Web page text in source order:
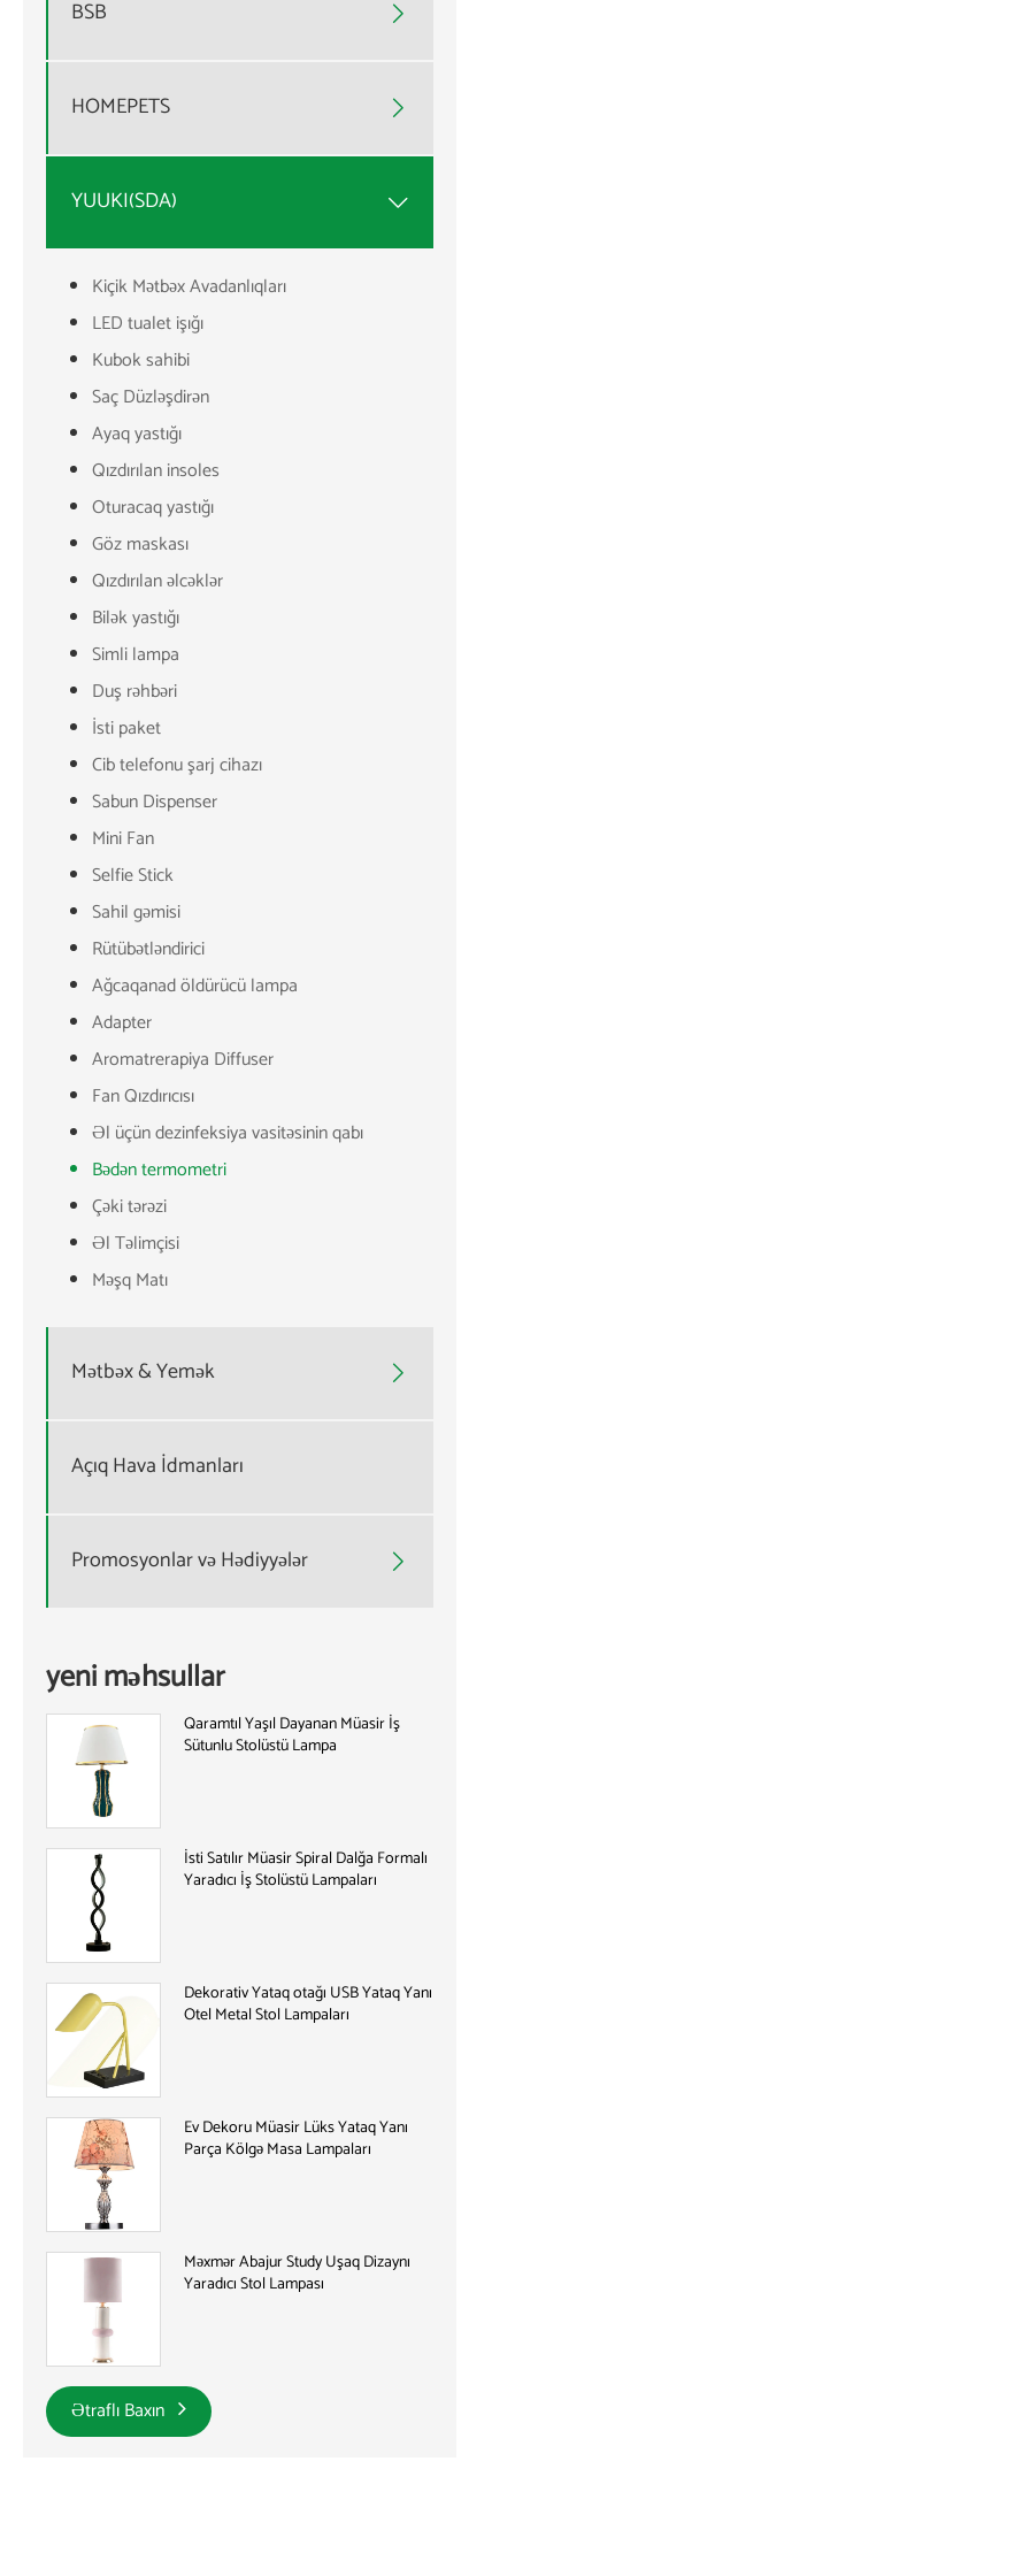
BSB 
HOMEPETS 
YUUKI(SDA) 
Kiçik Mətbəx Avadanlıqları
LED tualet işığı
Kubok sahibi
Saç Düzləşdirən
Ayaq yastığı
Qızdırılan insoles
Oturacaq yastığı
Göz maskası
Qızdırılan əlcəklər
Bilək yastığı
Simli lampa
Duş rəhbəri
İsti paket
Cib telefonu şarj cihazı
Sabun Dispenser
Mini Fan
Selfie Stick
Sahil gəmisi
Rütübətləndirici
Ağcaqanad öldürücü lampa
Adapter
Aromatrerapiya Diffuser
Fan Qızdırıcısı
Əl üçün dezinfeksiya vasitəsinin qabı
Bədən termometri
Çəki tərəzi
Əl Təlimçisi
Məşq Matı
Mətbəx & Yemək 
Açıq Hava İdmanları
Promosyonlar və Hədiyyələr 
yeni məhsullar
Qaramtıl Yaşıl Dayanan Müasir İş
Sütunlu Stolüstü Lampa
İsti Satılır Müasir Spiral Dalğa Formalı
Yaradıcı İş Stolüstü Lampaları
Dekorativ Yataq otağı USB Yataq Yanı
Otel Metal Stol Lampaları
Ev Dekoru Müasir Lüks Yataq Yanı
Parça Kölgə Masa Lampaları
Məxmər Abajur Study Uşaq Dizaynı
Yaradıcı Stol Lampası
Ətraflı Baxın